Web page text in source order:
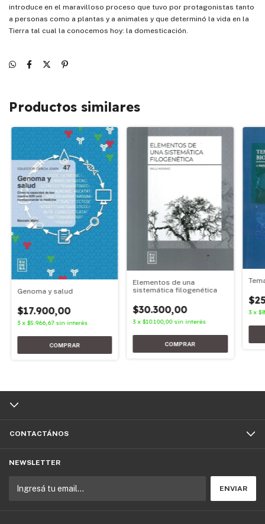
introduce en el maravilloso proceso que tuvo por protagonistas tanto
a personas como a plantas y a animales y que determinó la vida en la
Tierra tal cual la conocemos hoy: la domesticación.
Productos similares
Genoma y salud
$17.900,00
3 x $5.966,67 sin interés
Elementos de una
sistemática filogenética
$30.300,00
3 x$10.100,00 sin interés
3 x
CONTACTÁNOS
NEWSLETTER